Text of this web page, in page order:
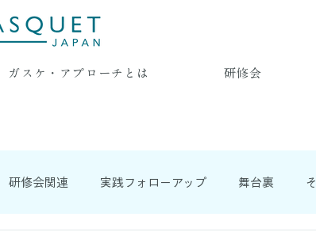
ガスケ・アプローチとは 研修会
研修会関連 実践フォローアップ 舞台裏